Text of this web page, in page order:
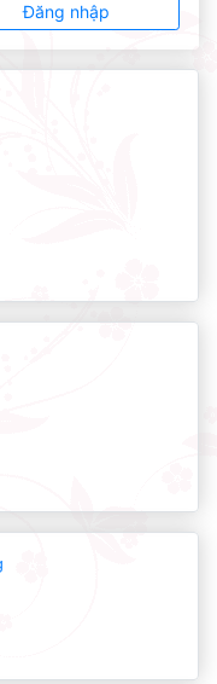
Đăng nhập